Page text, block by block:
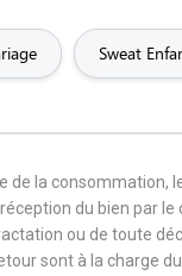
Sweat
la consommation,
du bien par
ou de toute
sont à la charge